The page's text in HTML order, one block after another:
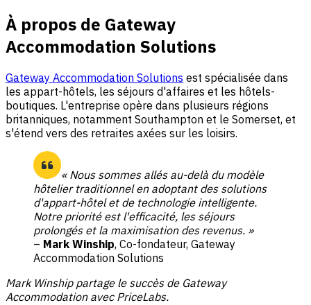
À propos de Gateway
Accommodation Solutions
Gateway Accommodation Solutions est spécialisée dans
les appart-hôtels, les séjours d'affaires et les hôtels-
boutiques. L'entreprise opère dans plusieurs régions
britanniques, notamment Southampton et le Somerset, et
s'étend vers des retraites axées sur les loisirs.
« Nous sommes allés au-delà du modèle
hôtelier traditionnel en adoptant des solutions
d'appart-hôtel et de technologie intelligente.
Notre priorité est l'efficacité, les séjours
prolongés et la maximisation des revenus. »
– Mark Winship, Co-fondateur, Gateway
Accommodation Solutions
Mark Winship partage le succès de Gateway
Accommodation avec PriceLabs.